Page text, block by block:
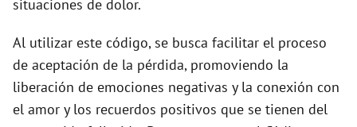
situaciones de dolor.
Al utilizar este código, se busca facilitar el proceso
de aceptación de la pérdida, promoviendo la
liberación de emociones negativas y la conexión con
el amor y los recuerdos positivos que se tienen del